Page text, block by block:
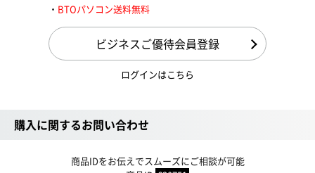
BTOパソコン送料無料
ビジネスご優待会員登録
ログインはこちら
購入に関するお問い合わせ
商品IDをお伝えでスムーズにご相談が可能